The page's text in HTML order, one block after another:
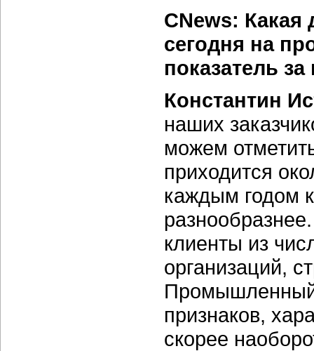
CNews: Какая
сегодня на
показатель
Константин
наших
можем
приходится
каждым годом
клиенты из
организаций,
Промышленный
признаков,
скорее